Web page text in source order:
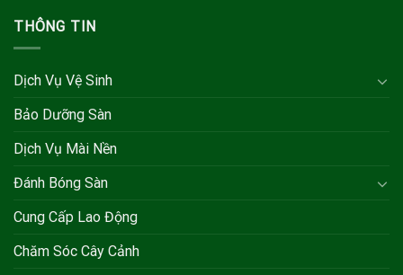
THÔNG TIN
Dịch Vụ Vệ Sinh
Bảo Dưỡng Sàn
Dịch Vụ Mài Nền
Đánh Bóng Sàn
Cung Cấp Lao Động
Chăm Sóc Cây Cảnh